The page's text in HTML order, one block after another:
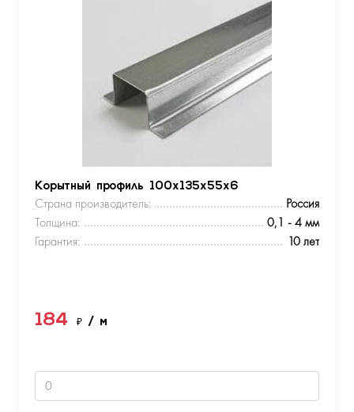
Корытный профиль 100х135х55х6
Страна производитель:
Россия
Толщина:
0,1 - 4 мм
Гарантия:
10 лет
184 ₽ / м